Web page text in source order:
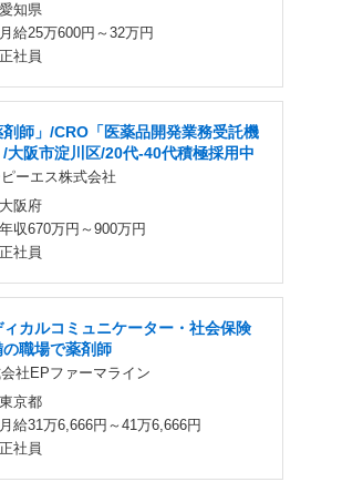
愛知県
月給25万600円～32万円
正社員
剤師」/CRO「医薬品開発業務受託機
/大阪市淀川区/20代-40代積極採用中
ーエス株式会社
大阪府
年収670万円～900万円
正社員
ィカルコミュニケーター・社会保険
の職場で薬剤師
社EPファーマライン
東京都
月給31万6,666円～41万6,666円
正社員